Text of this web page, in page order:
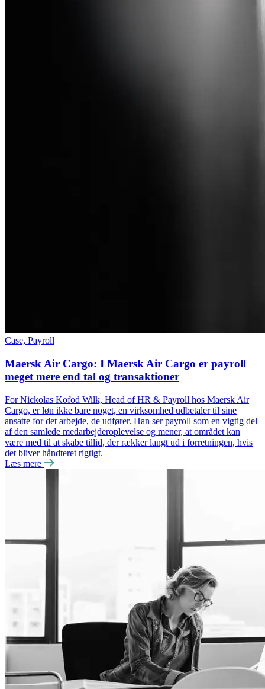
Case, Payroll
Maersk Air Cargo: I Maersk Air Cargo er payroll
meget mere end tal og transaktioner
For Nickolas Kofod Wilk, Head of HR & Payroll hos Maersk Air
Cargo, er løn ikke bare noget, en virksomhed udbetaler til sine
ansatte for det arbejde, de udfører. Han ser payroll som en vigtig del
af den samlede medarbejderoplevelse og mener, at området kan
være med til at skabe tillid, der rækker langt ud i forretningen, hvis
det bliver håndteret rigtigt.
Læs mere